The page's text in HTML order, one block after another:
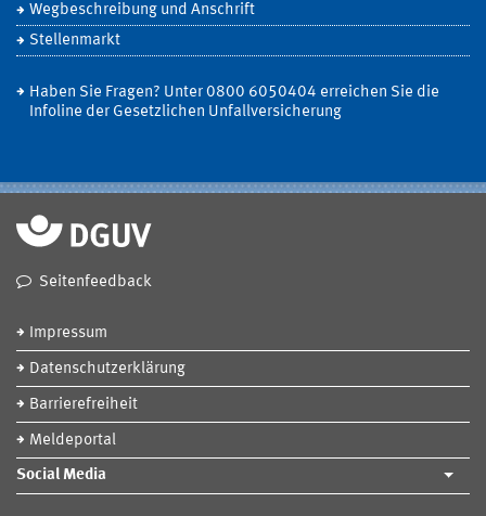
Wegbeschreibung und Anschrift
Stellenmarkt
Haben Sie Fragen? Unter 0800 6050404 erreichen Sie die
Infoline der Gesetzlichen Unfallversicherung
Seitenfeedback
Impressum
Datenschutzerklärung
Barrierefreiheit
Meldeportal
Social Media